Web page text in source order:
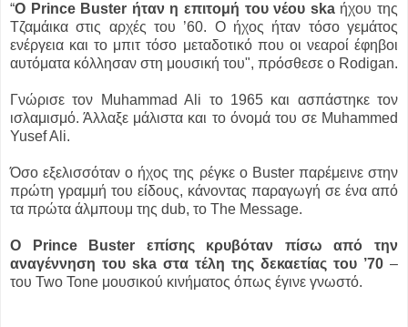
“O Prince Buster ήταν η επιτομή του νέου skaήχου της
Τζαμάικα στις αρχές του ’60. Ο ήχος ήταν τόσο γεμάτος
ενέργεια και το μπιτ τόσο μεταδοτικό που οι νεαροί έφηβοι
αυτόματα κόλλησαν στη μουσική του", πρόσθεσε ο Rodigan.
Γνώρισε τον Muhammad Ali το 1965 και ασπάστηκε τον
ισλαμισμό. Άλλαξε μάλιστα και το όνομά του σε Muhammed
Yusef Ali.
Όσο εξελισσόταν ο ήχος της ρέγκε ο Buster παρέμεινε στην
πρώτη γραμμή του είδους, κάνοντας παραγωγή σε ένα από
τα πρώτα άλμπουμ της dub, το The Message.
O Prince Buster επίσης κρυβόταν πίσω από την
αναγέννηση του ska στα τέλη της δεκαετίας του ’70 –
του Two Tone μουσικού κινήματος όπως έγινε γνωστό.